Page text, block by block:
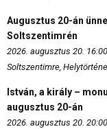
Augusztus 20-án
Soltszentimrén
2026. augusztus 20.
Soltszentimre,
István, a király –
augusztus 20-án
2026. augusztus 20.